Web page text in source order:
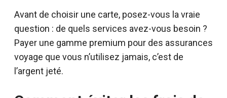
Avant de choisir une carte, posez-vous la vraie
question : de quels services avez-vous besoin ?
Payer une gamme premium pour des assurances
voyage que vous n’utilisez jamais, c’est de
l’argent jeté.